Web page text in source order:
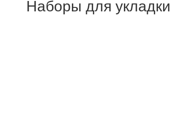
Наборы для укладки